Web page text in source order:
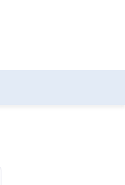
updated as per the